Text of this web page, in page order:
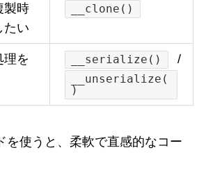
製時
たい
__clone()
理を
__serialize() /
__unserialize(
)
を使うと、柔軟で直感的なコー